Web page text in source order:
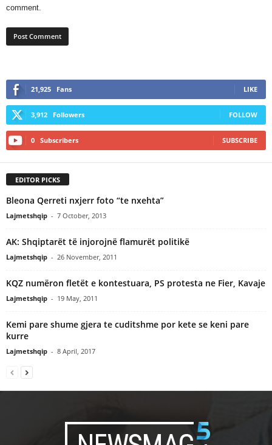
comment.
21,925 Fans LIKE
3,912 Followers FOLLOW
0 Subscribers SUBSCRIBE
EDITOR PICKS
Bleona Qerreti nxjerr foto “te nxehta”
Lajmetshqip - 7 October, 2013
AK: Shqiptarët të injorojnë flamurët politikë
Lajmetshqip - 26 November, 2011
KQZ numëron fletët e kontestuara, PS protesta ne Fier, Kavaje
Lajmetshqip - 19 May, 2011
Kemi pare shume gjera te cuditshme por kete se keni pare
kurre
Lajmetshqip - 8 April, 2017